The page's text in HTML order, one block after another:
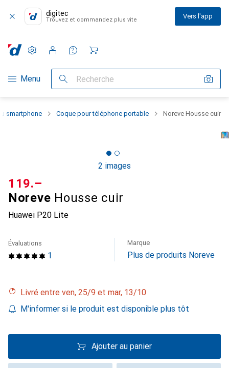
digitec
Trouvez et commandez plus vite Vers l'app
Navigation par catégorie
Menu Recherche
Paramètres
Compte client
Listes de comparaison
Listes d'envies
Panier
smartphone Coque pour téléphone portable Noreve Housse cuir
2 images
Noreve Housse cuir
Huawei P20 Lite
CHF
119.–
1
Évaluations Marque
Plus de produits Noreve
Livré entre ven, 25/9 et mar, 13/10
M'informer si le produit est disponible plus tôt
Ajouter au panier